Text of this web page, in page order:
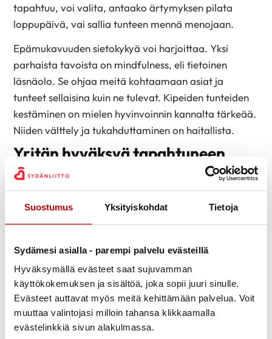
Suostumus Yksityiskohdat Tietoja
Sydämesi asialla - parempi palvelu evästeillä
Hyväksymällä evästeet saat sujuvamman
käyttökokemuksen ja sisältöä, joka sopii juuri sinulle.
Evästeet auttavat myös meitä kehittämään palvelua. Voit
muuttaa valintojasi milloin tahansa klikkaamalla
evästelinkkiä sivun alakulmassa.
tapahtuu, voi valita, antaako ärtymyksen pilata
loppupäivä, vai sallia tunteen mennä menojaan.
Epämukavuuden sietokykyä voi harjoittaa. Yksi
parhaista tavoista on mindfulness, eli tietoinen
läsnäolo. Se ohjaa meitä kohtaamaan asiat ja
tunteet sellaisina kuin ne tulevat. Kipeiden tunteiden
kestäminen on mielen hyvinvoinnin kannalta tärkeää.
Niiden välttely ja tukahduttaminen on haitallista.
Yritän hyväksyä tapahtuneen
tapahtuneeksi ja olla tuhlaamatta
aikaani ja voimiani harmitteluun
ja vatvomiseen.
henkistä hyvinvointia. Kyseessä on noidankehä, joka
usein ylläpitää itseään: ajatus virittää tunteen ja
tunne aktivoi ajatuksen. Omiin ajatuksiin kannattaa
opetella ottamaan etäisyyttä, eikä kaikille ajatuksille
kannata antaa aikaansa.